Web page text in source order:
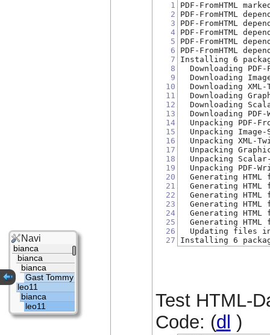
1
2
3
4
5
6
7
8
9
10
11
12
13
14
15
16
17
18
19
20
21
22
23
24
25
26
27
PDF-FromHTML
PDF-FromHTML
PDF-FromHTML
PDF-FromHTML
PDF-FromHTML
PDF-FromHTML
Installing 6
Downloading
Downloading
Downloading
Downloading
Downloading
Downloading
Unpacking PDF-
Unpacking
Unpacking XML-
Unpacking
Unpacking
Unpacking PDF-
Generating HTML
Generating HTML
Generating HTML
Generating HTML
Generating HTML
Generating HTML
Updating files
Installing 6
Test HTML-
Code: (dl )
Navi
bianca
bianca
bianca
Gast Tommy
leo11
bianca
leo11